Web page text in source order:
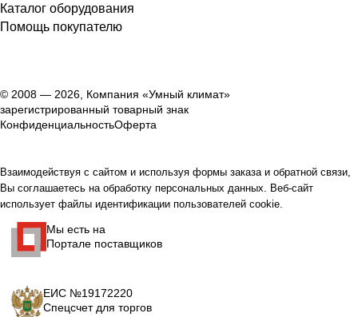
Каталог оборудования
Помощь покупателю
© 2008 — 2026, Компания «Умный климат»
зарегистрированный товарный знак
КонфиденциальностьОферта
Взаимодействуя с сайтом и используя формы заказа и обратной связи,
Вы соглашаетесь на обработку персональных данных. Веб-сайт
использует файлы идентификации пользователей cookie.
Мы есть на
Портале поставщиков
ЕИС №19172220
Спецсчет для торгов